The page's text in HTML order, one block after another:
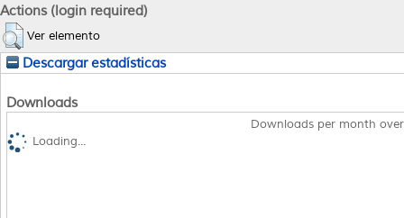
Actions (login required)
Ver elemento
Descargar estadísticas
Downloads
Downloads per month
Loading...